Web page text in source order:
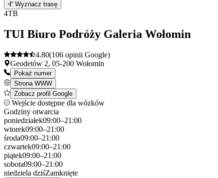
+
−
Wyznacz trasę
4TB
TUI Biuro Podróży Galeria Wołomin
4.80(106 opinii Google)
Geodetów 2, 05-200 Wołomin
Pokaż numer
Strona WWW
Zobacz profil Google
Wejście dostępne dla wózków
Godziny otwarcia
poniedziałek09:00–21:00
wtorek09:00–21:00
środa09:00–21:00
czwartek09:00–21:00
piątek09:00–21:00
sobota09:00–21:00
niedziela dziśZamknięte